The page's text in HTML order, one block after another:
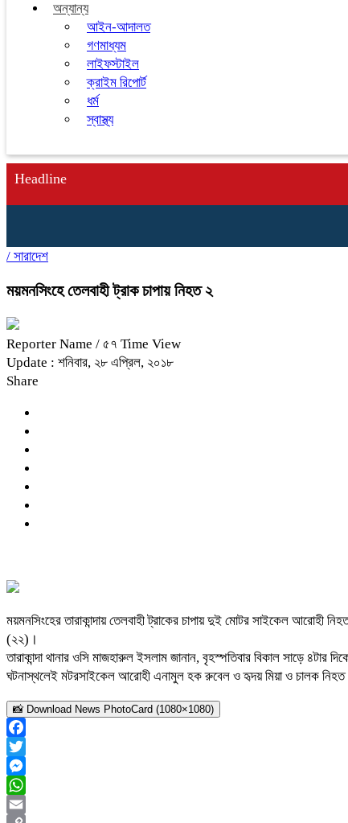
অন্যান্য
আইন-আদালত
গণমাধ্যম
লাইফস্টাইল
ক্রাইম রিপোর্ট
ধর্ম
স্বাস্থ্য
Headline
/ সারাদেশ
ময়মনসিংহে তেলবাহী ট্রাক চাপায় নিহত ২
Reporter Name / ৫৭ Time View
Update : শনিবার, ২৮ এপ্রিল, ২০১৮
Share
ময়মনসিংহের তারাকান্দায় তেলবাহী ট্রাকের চাপায় দুই মোটর সাইকেল আরোহী
(২২)।
তারাকান্দা থানার ওসি মাজহারুল ইসলাম জানান, বৃহস্পতিবার বিকাল সাড়ে
ঘটনাস্থলেই মটরসাইকেল আরোহী এনামুল হক রুবেল ও হৃদয় মিয়া ও চালক
📸 Download News PhotoCard (1080×1080)
Facebook
Twitter
Messenger
WhatsApp